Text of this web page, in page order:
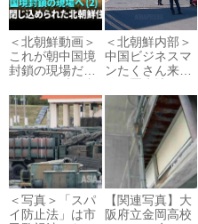
＜北朝鮮動画＞
これが朝中国境
封鎖の現場だ
の中に閉じ込め
られた住民...
＜北朝鮮内部＞
中国ビジネスマ
ンたくさん来
の入国奨励
「1年前は中国...
＜写真＞「スパ
イ防止法」は市
【関連写真】大
阪府立金岡高校